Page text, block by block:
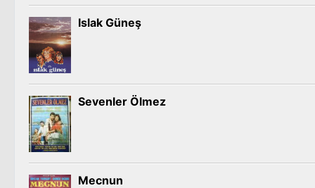
Islak Güneş
Sevenler Ölmez
Mecnun